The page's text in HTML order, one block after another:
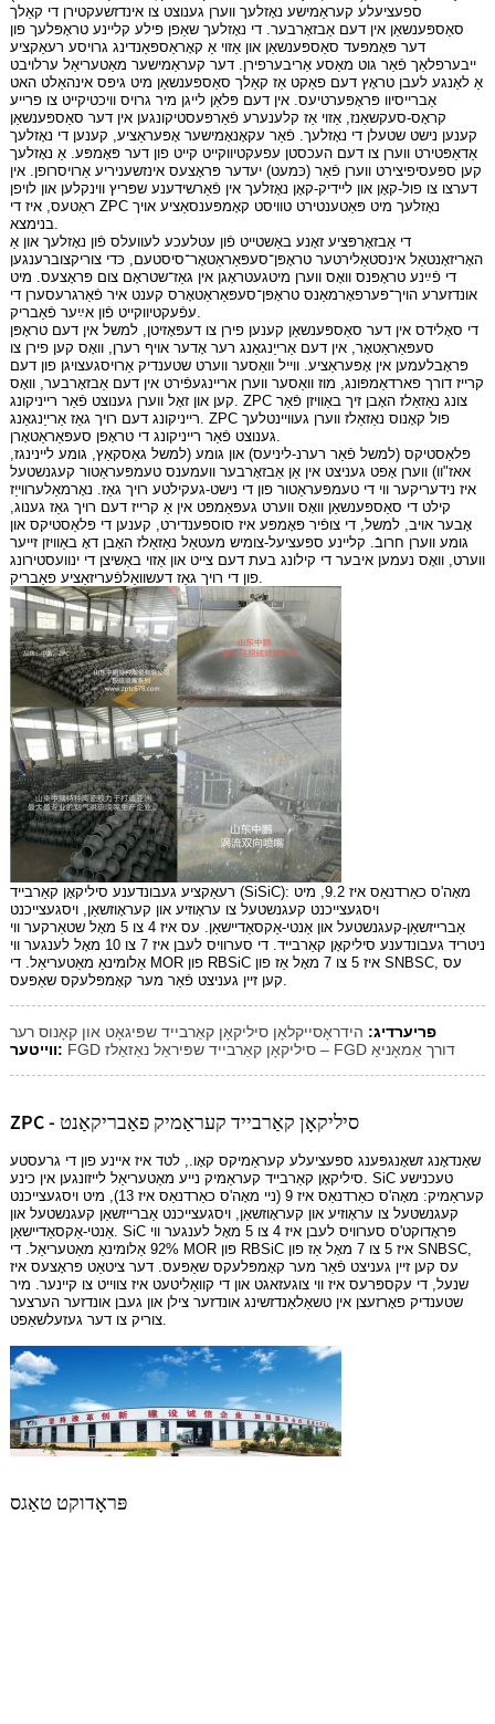
ספעציעלע קעראַמישע נאָזלעך ווערן גענוצט צו אינדזשעקטירן די קאַלך
סאַספּענשאַן אין דעם אַבזאָרבער. די נאָזלעך שאַפן פילע קליינע טראָפּלעך פון
דער פּאָמפּעד סאַספּענשאַן און אַזוי אַ קאָראַספּאַנדינג גרויסע רעאַקציע
ייבערפלאַך פֿאַר גוט מאַסע אַריבערפירן. דער קעראַמישער מאַטעריאַל ערלויבט
אַ לאַנגע לעבן טראָץ דעם פאַקט אַז קאַלך סאַספּענשאַן מיט גיפּס אינהאַלט האט
אַברייסיוו פּראָפּערטיעס. אין דעם פּלאַן לייגן מיר גרויס וויכטיקייט צו פרייע
קראָס-סעקשאַנז, אַזוי אַז קלענערע פֿאַרפּעסטיקונגען אין דער סאַספּענשאַן
קענען נישט שטעלן די נאָזלעך. פֿאַר עקאָנאָמישער אָפּעראַציע, קענען די נאָזלעך
אַדאַפּטירט ווערן צו דעם העכסטן עפעקטיווקייט קייט פון דער פּאָמפּע. אַ נאָזלעך
קען ספּעסיפיצירט ווערן פֿאַר (כּמעט) יעדער פּראָצעס אינזשעניריע אַרויסרופן. אין
דערצו צו פול-קאָן און ליידיק-קאָן נאָזלעך אין פֿאַרשידענע שפּריץ ווינקלען און לויפן
ראַטעס, איז די ZPC נאָזלעך מיט פּאַטענטירט טוויסט קאָמפּענסאַציע אויך
די אַבזאָרפּציע זאָנע באַשטייט פֿון עטלעכע לעוועלס פֿון נאָזלעך און אַ
האָריזאָנטאַל אינסטאַלירטער טראָפּן־סעפּאַראַטאָר־סיסטעם, כּדי צוריקצוברענגען
די פֿײַנע טראָפּנס וואָס ווערן מיטגעטראָגן אין גאַז־שטראָם צום פּראָצעס. מיט
אונדזערע הויך־פּערפאָרמאַנס טראָפּן־סעפּאַראַטאָרס קענט איר פֿאַרגרעסערן די
די סאָלידס אין דער סאַספּענשאַן קענען פירן צו דעפּאָזיטן, למשל אין דעם טראָפּן
סעפּאַראַטאָר, אין דעם אַרייַנגאַנג רער אָדער אויף רערן, וואָס קען פירן צו
פּראָבלעמען אין אָפּעראַציע. ווייל וואַסער ווערט שטענדיק אַרויסגעצויגן פון דעם
קרייז דורך פארדאַמפּונג, מוז וואַסער ווערן אריינגעפֿירט אין דעם אַבזאָרבער, וואָס
קען און זאָל ווערן גענוצט פֿאַר רייניקונג. ZPC צונג נאַזאַלז האָבן זיך באַוויזן פֿאַר
רייניקונג דעם רויך גאַז אַרייַנגאַנג. ZPC פול קאָנוס נאַזאַלז ווערן געוויינטלעך
פּלאַסטיקס (למשל פֿאַר רערנ-ליניעס) און גומע (למשל גאַסקאַץ, גומע ליינינגז,
אאז"וו) ווערן אָפט געניצט אין אַן אַבזאָרבער וועמענס טעמפּעראַטור קעגנשטעל
איז נידעריקער ווי די טעמפּעראַטור פון די נישט-געקילטע רויך גאַז. נאָרמאַלערווייַז
קילט די סאַספּענשאַן וואָס ווערט געפּאַמפּט אין אַ קרייז דעם רויך גאַז גענוג,
אָבער אויב, למשל, די צופֿיר פּאָמפּע איז סוספּענדירט, קענען די פּלאַסטיקס און
גומע ווערן חרובֿ. קליינע ספּעציעל-צומיש מעטאַל נאַזאַלז האָבן דאָ באַוויזן זייער
ווערט, וואָס נעמען איבער די קילונג בעת דעם צייט און אַזוי באַשיצן די ינוועסטירונג
פון די רויך גאַז דעשוואַלפֿעריזאַציע פאַבריק.
רעאַקציע געבונדענע סיליקאָן קאַרבייד (SiSiC): מאָה'ס כאַרדנאַס איז 9.2, מיט
ויסגעצייכנט קעגנשטעל צו עראָוזיע און קעראָוזשאַן, ויסגעצייכנט
אַברייזשאַן-קעגנשטעל און אַנטי-אַקסאַדיישאַן. עס איז 4 צו 5 מאָל שטאַרקער ווי
ניטריד געבונדענע סיליקאָן קאַרבייד. די סערוויס לעבן איז 7 צו 10 מאָל לענגער ווי
אַלומינאַ מאַטעריאַל. די MOR פון RBSiC איז 5 צו 7 מאָל אַז פון SNBSC, עס
פריערדיג: הידראָסייקלאָן סיליקאָן קאַרבייד שפּיגאָט און קאָנוס רער
ווייטער:
FGD סיליקאָן קאַרבייד שפּיראַל נאַזאַלז – FGD דורך אַמאָניאַ
ZPC - סיליקאָן קאַרבייד קעראַמיק פאַבריקאַנט
שאַנדאָנג זשאָנגפּענג ספּעציעלע קעראַמיקס קאָו., לטד איז איינע פון ​​די גרעסטע
סיליקאָן קאַרבייד קעראַמיק נייע מאַטעריאַל לייזונגען אין כינע. SiC טעכנישע
קעראַמיק: מאָה'ס כאַרדנאַס איז 9 (ניי מאָה'ס כאַרדנאַס איז 13), מיט ויסגעצייכנט
קעגנשטעל צו עראָוזיע און קעראָוזשאַן, ויסגעצייכנט אַברייזשאַן קעגנשטעל און
אַנטי-אַקסאַדיישאַן. SiC פּראָדוקט'ס סערוויס לעבן איז 4 צו 5 מאָל לענגער ווי
92% אַלומינאַ מאַטעריאַל. די MOR פון RBSiC איז 5 צו 7 מאָל אַז פון SNBSC,
עס קען זיין געניצט פֿאַר מער קאָמפּלעקס שאַפּעס. דער ציטאַט פּראָצעס איז
שנעל, די עקספּרעס איז ווי צוגעזאגט און די קוואַליטעט איז צווייט צו קיינער. מיר
שטענדיק פאָרזעצן אין טשאַלאַנדזשינג אונדזער צילן און געבן אונדזער הערצער
צוריק צו דער געזעלשאַפט.
פּראָדוקט טאַגס